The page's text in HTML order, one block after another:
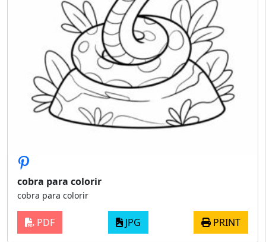
cobra para colorir
cobra para colorir
PDF JPG PRINT